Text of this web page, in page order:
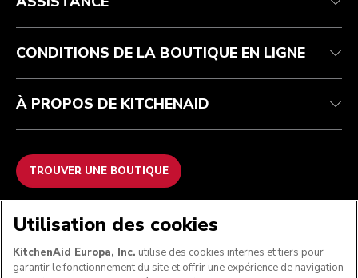
Garantie et documents
Recupel
Imprint
ODR
CONDITIONS DE LA BOUTIQUE EN LIGNE
À PROPOS DE KITCHENAID
TROUVER UNE BOUTIQUE
NOUS ACCEPTONS
Utilisation des cookies
KitchenAid Europa, Inc. utilise des cookies internes et tiers pour
garantir le fonctionnement du site et offrir une expérience de navigation